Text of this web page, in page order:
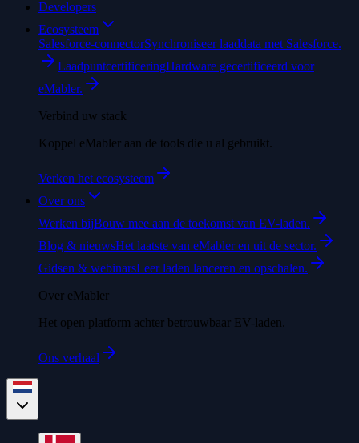
Developers
Ecosysteem
Salesforce-connectorSynchroniseer laaddata met Salesforce.
LaadpuntcertificeringHardware gecertificeerd voor
eMabler.
Verbind uw stack
Koppel eMabler aan de tools die u al gebruikt.
Verken het ecosysteem
Over ons
Werken bijBouw mee aan de toekomst van EV-laden.
Blog & nieuwsHet laatste van eMabler en uit de sector.
Gidsen & webinarsLeer laden lanceren en opschalen.
Over eMabler
Het open platform achter betrouwbaar EV-laden.
Ons verhaal